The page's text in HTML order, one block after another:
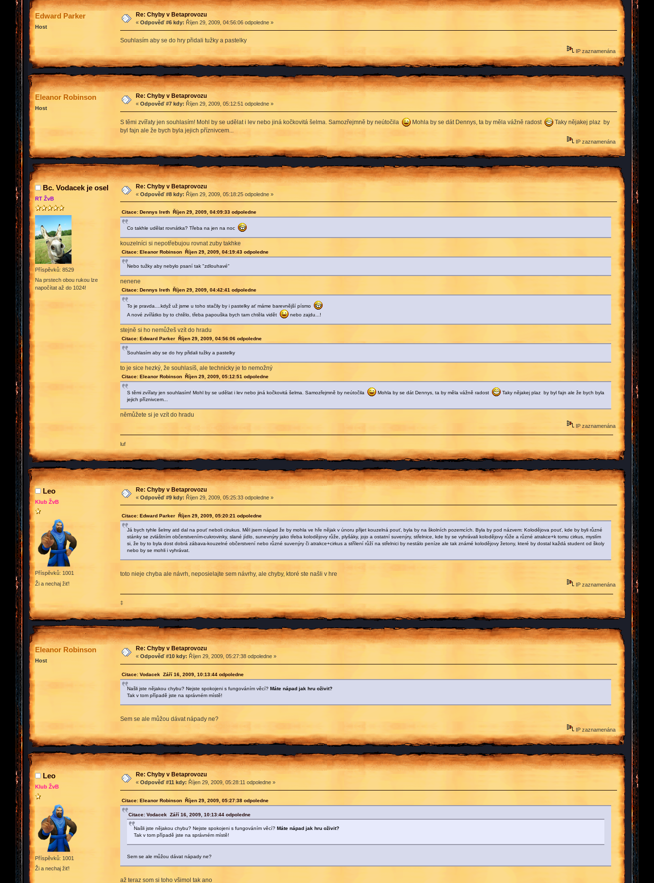
Edward Parker
Host
Re: Chyby v Betaprovozu
« Odpověď #6 kdy: Říjen 29, 2009, 04:56:06 odpoledne »
Souhlasím aby se do hry přidali tužky a pastelky
IP zaznamenána
Eleanor Robinson
Host
Re: Chyby v Betaprovozu
« Odpověď #7 kdy: Říjen 29, 2009, 05:12:51 odpoledne »
S těmi zvířaty jen souhlasím! Mohl by se udělat i lev nebo jiná kočkovitá šelma. Samozřejmně by neútočila Mohla by se dát Dennys, ta by měla vážně radost
Taky nějakej plaz by
byl fajn ale že bych byla jejich příznivcem...
IP zaznamenána
Bc. Vodacek je osel
RT ŽvB
Příspěvků: 8529
Na prstech obou rukou lze
napočítat až do 1024!
Re: Chyby v Betaprovozu
« Odpověď #8 kdy: Říjen 29, 2009, 05:18:25 odpoledne »
Citace: Dennys Ireth Říjen 29, 2009, 04:09:33 odpoledne
Co takhle udělat rovnátka? Třeba na jen na noc
kouzelníci si nepotřebujou rovnat zuby takhke
Citace: Eleanor Robinson Říjen 29, 2009, 04:19:43 odpoledne
Nebo tužky aby nebylo psaní tak "zdlouhavé"
nenene
Citace: Dennys Ireth Říjen 29, 2009, 04:42:41 odpoledne
To je pravda....když už jsme u toho stačily by i pastelky ať máme barevnější písmo
A nové zvířátko by to chtělo, třeba papouška bych tam chtěla vidět
nebo zajdu...!
stejně si ho nemůžeš vzít do hradu
Citace: Edward Parker Říjen 29, 2009, 04:56:06 odpoledne
Souhlasím aby se do hry přidali tužky a pastelky
to je sice hezký, že souhlasíš, ale technicky je to nemožný
Citace: Eleanor Robinson Říjen 29, 2009, 05:12:51 odpoledne
S těmi zvířaty jen souhlasím! Mohl by se udělat i lev nebo jiná kočkovitá šelma. Samozřejmně by neútočila Mohla by se dát Dennys, ta by měla vážně radost
Taky nějakej plaz by byl fajn ale že bych byla
jejich příznivcem...
němůžete si je vzít do hradu
IP zaznamenána
luf
Leo
Klub ŽvB
Příspěvků: 1001
Ži a nechaj žiť!
Re: Chyby v Betaprovozu
« Odpověď #9 kdy: Říjen 29, 2009, 05:25:33 odpoledne »
Citace: Edward Parker Říjen 29, 2009, 05:20:21 odpoledne
Já bych tyhle šelmy atd dal na pouť neboli cirukus. Měl jsem nápad že by mohla ve hře nějak v únoru přijet kouzelná pouť, byla by na školních pozemcích. Byla by pod názvem: Kolodějova pouť, kde by byli různé
stánky se zvláštním občerstvením-cukrovinky, slané jídlo, sunevnýry jako třeba kolodějovy růže, plyšáky, jojo a ostatní suvenýry, střelnice, kde by se vyhrávali kolodějovy růže a různé atrakce+k tomu cirkus, myslím
si, že by to byla dost dobrá zábava-kouzelné občerstvení nebo různé suvenýry či atrakce+cirkus a střílení růží na střelnici by nestálo peníze ale tak známé kolodějovy žetony, které by dostal každá student od školy
nebo by se mohli i vyhrávat.
toto nieje chyba ale návrh, neposielajte sem návrhy, ale chyby, ktoré ste našli v hre
IP zaznamenána
‡
Eleanor Robinson
Host
Re: Chyby v Betaprovozu
« Odpověď #10 kdy: Říjen 29, 2009, 05:27:38 odpoledne »
Citace: Vodacek Září 16, 2009, 10:13:44 odpoledne
Našli jste nějakou chybu? Nejste spokojeni s fungováním věcí? Máte nápad jak hru oživit?
Tak v tom případě jste na správném místě!
Sem se ale můžou dávat nápady ne?
IP zaznamenána
Leo
Klub ŽvB
Příspěvků: 1001
Ži a nechaj žiť!
Re: Chyby v Betaprovozu
« Odpověď #11 kdy: Říjen 29, 2009, 05:28:11 odpoledne »
Citace: Eleanor Robinson Říjen 29, 2009, 05:27:38 odpoledne
Citace: Vodacek Září 16, 2009, 10:13:44 odpoledne
Našli jste nějakou chybu? Nejste spokojeni s fungováním věcí? Máte nápad jak hru oživit?
Tak v tom případě jste na správném místě!
Sem se ale můžou dávat nápady ne?
až teraz som si toho všimol tak ano